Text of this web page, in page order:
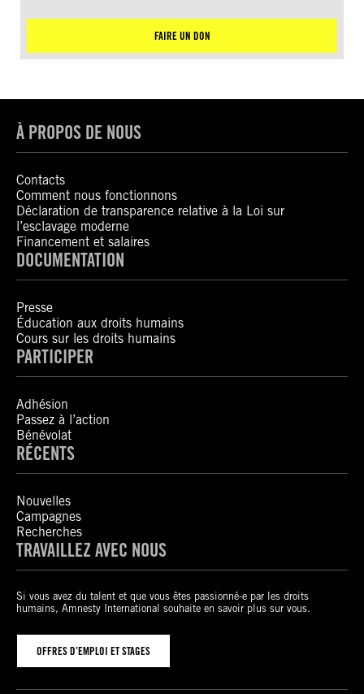
FAIRE UN DON
À PROPOS DE NOUS
Contacts
Comment nous fonctionnons
Déclaration de transparence relative à la Loi sur
l’esclavage moderne
Financement et salaires
DOCUMENTATION
Presse
Éducation aux droits humains
Cours sur les droits humains
PARTICIPER
Adhésion
Passez à l’action
Bénévolat
RÉCENTS
Nouvelles
Campagnes
Recherches
TRAVAILLEZ AVEC NOUS
Si vous avez du talent et que vous êtes passionné-e par les droits
humains, Amnesty International souhaite en savoir plus sur vous.
OFFRES D’EMPLOI ET STAGES